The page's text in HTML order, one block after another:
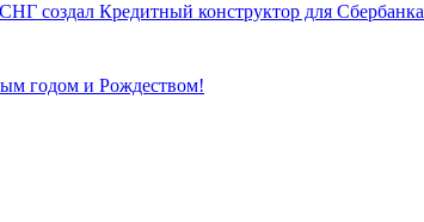
создал Кредитный конструктор для Сбербанка
годом и Рождеством!